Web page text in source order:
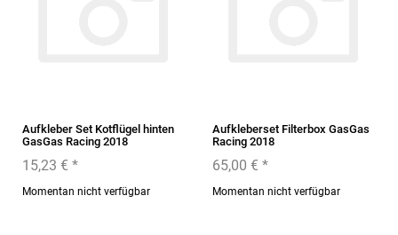
Aufkleber Set Kotflügel hinten
GasGas Racing 2018
15,23 € *
Momentan nicht verfügbar
Aufkleberset Filterbox GasGas
Racing 2018
65,00 € *
Momentan nicht verfügbar